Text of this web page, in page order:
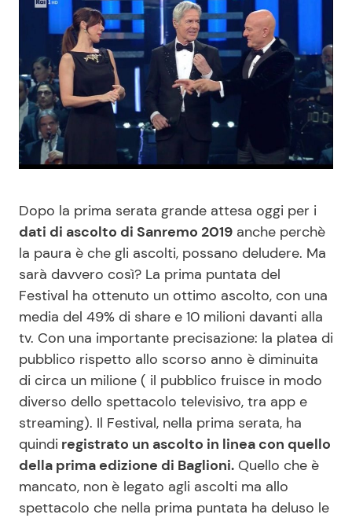
News Spettacolo
Benessere
Casa
Mondo Mamma
News benessere
Salute
Viaggi e Turismo
Festività
Cucina e Ricette
Consigli di Cucina
Le Ricette in TV
Primi Piatti
Ricette Facili e Veloci
Ricette Feste
Ricette per Bambini
Seguici
Dopo la prima serata grande attesa oggi per i
dati di ascolto di Sanremo 2019 anche perchè
la paura è che gli ascolti, possano deludere. Ma
sarà davvero così? La prima puntata del
Festival ha ottenuto un ottimo ascolto, con una
media del 49% di share e 10 milioni davanti alla
tv. Con una importante precisazione: la platea di
pubblico rispetto allo scorso anno è diminuita
di circa un milione ( il pubblico fruisce in modo
diverso dello spettacolo televisivo, tra app e
streaming). Il Festival, nella prima serata, ha
quindi registrato un ascolto in linea con quello
della prima edizione di Baglioni. Quello che è
mancato, non è legato agli ascolti ma allo
spettacolo che nella prima puntata ha deluso le